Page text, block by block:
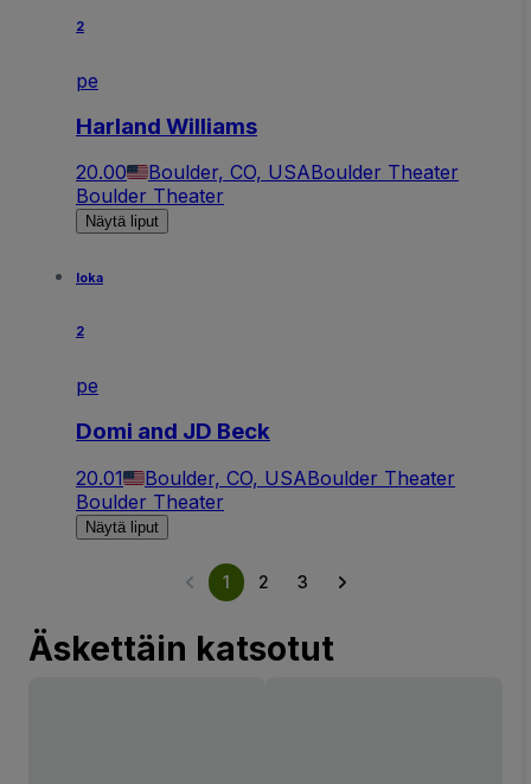
2
pe
Harland Williams
20.00 Boulder, CO, USABoulder Theater
Boulder Theater
Näytä liput
loka
2
pe
Domi and JD Beck
20.01 Boulder, CO, USABoulder Theater
Boulder Theater
Näytä liput
1 2 3
Äskettäin katsotut